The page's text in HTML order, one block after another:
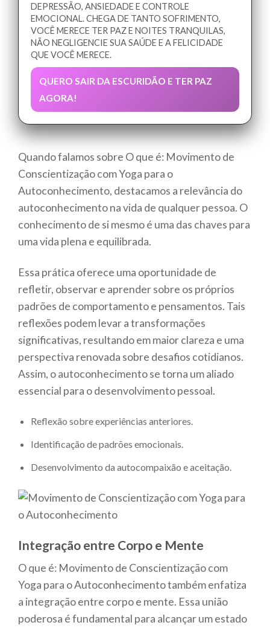
DEPRESSÃO, ANSIEDADE E CONTROLE
EMOCIONAL. CHEGA DE TANTO SOFRIMENTO,
VOCÊ MERECE TER PAZ E NOITES TRANQUILAS,
NÃO NEGLIGENCIE SUA SAÚDE E A FELICIDADE
QUE VOCÊ MERECE.
QUERO SAIR DA ESCURIDÃO E TER PAZ
AGORA!
Quando falamos sobre O que é: Movimento de
Conscientização com Yoga para o
Autoconhecimento, destacamos a relevância do
autoconhecimento na vida de qualquer pessoa. O
conhecimento de si mesmo é uma das chaves para
uma vida plena e equilibrada.
Essa prática oferece uma oportunidade de
refletir, observar e aprender sobre os próprios
padrões de comportamento e pensamentos. Tais
reflexões podem levar a transformações
significativas, resultando em maior clareza e uma
perspectiva renovada sobre desafios cotidianos.
Assim, o autoconhecimento se torna um aliado
essencial para o desenvolvimento pessoal.
Reflexão sobre experiências anteriores.
Identificação de padrões emocionais.
Desenvolvimento da autocompaixão e aceitação.
Integração entre Corpo e Mente
O que é: Movimento de Conscientização com
Yoga para o Autoconhecimento também enfatiza
a integração entre corpo e mente. Essa união
poderosa é fundamental para alcançar um estado